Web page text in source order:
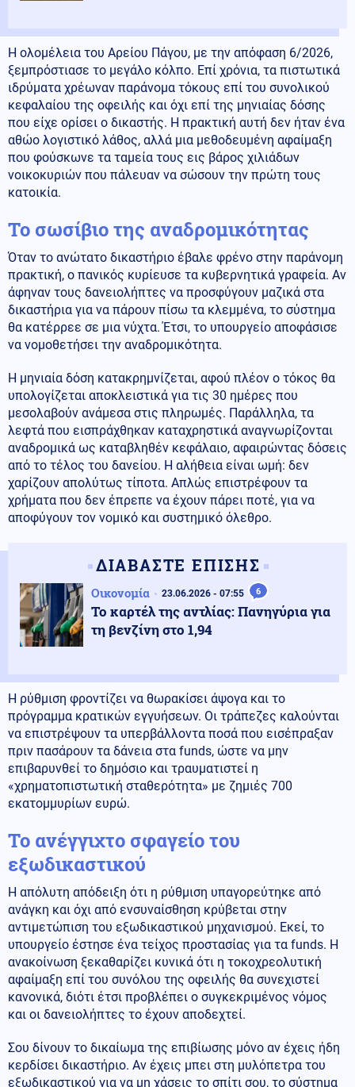
Η ολομέλεια του Αρείου Πάγου, με την απόφαση 6/2026,
ξεμπρόστιασε το μεγάλο κόλπο. Επί χρόνια, τα πιστωτικά
ιδρύματα χρέωναν παράνομα τόκους επί του συνολικού
κεφαλαίου της οφειλής και όχι επί της μηνιαίας δόσης
που είχε ορίσει ο δικαστής. Η πρακτική αυτή δεν ήταν ένα
αθώο λογιστικό λάθος, αλλά μια μεθοδευμένη αφαίμαξη
που φούσκωνε τα ταμεία τους εις βάρος χιλιάδων
νοικοκυριών που πάλευαν να σώσουν την πρώτη τους
κατοικία.
Το σωσίβιο της αναδρομικότητας
Όταν το ανώτατο δικαστήριο έβαλε φρένο στην παράνομη
πρακτική, ο πανικός κυρίευσε τα κυβερνητικά γραφεία. Αν
άφηναν τους δανειολήπτες να προσφύγουν μαζικά στα
δικαστήρια για να πάρουν πίσω τα κλεμμένα, το σύστημα
θα κατέρρεε σε μια νύχτα. Έτσι, το υπουργείο αποφάσισε
να νομοθετήσει την αναδρομικότητα.
Η μηνιαία δόση κατακρημνίζεται, αφού πλέον ο τόκος θα
υπολογίζεται αποκλειστικά για τις 30 ημέρες που
μεσολαβούν ανάμεσα στις πληρωμές. Παράλληλα, τα
λεφτά που εισπράχθηκαν καταχρηστικά αναγνωρίζονται
αναδρομικά ως καταβληθέν κεφάλαιο, αφαιρώντας δόσεις
από το τέλος του δανείου. Η αλήθεια είναι ωμή: δεν
χαρίζουν απολύτως τίποτα. Απλώς επιστρέφουν τα
χρήματα που δεν έπρεπε να έχουν πάρει ποτέ, για να
αποφύγουν τον νομικό και συστημικό όλεθρο.
ΔΙΑΒΑΣΤΕ ΕΠΙΣΗΣ
Οικονομία 23.06.2026 - 07:55 6
Το καρτέλ της αντλίας: Πανηγύρια για
τη βενζίνη στο 1,94
Η ρύθμιση φροντίζει να θωρακίσει άψογα και το
πρόγραμμα κρατικών εγγυήσεων. Οι τράπεζες καλούνται
να επιστρέψουν τα υπερβάλλοντα ποσά που εισέπραξαν
πριν πασάρουν τα δάνεια στα funds, ώστε να μην
επιβαρυνθεί το δημόσιο και τραυματιστεί η
«χρηματοπιστωτική σταθερότητα» με ζημιές 700
εκατομμυρίων ευρώ.
Το ανέγγιχτο σφαγείο του
εξωδικαστικού
Η απόλυτη απόδειξη ότι η ρύθμιση υπαγορεύτηκε από
ανάγκη και όχι από ενσυναίσθηση κρύβεται στην
αντιμετώπιση του εξωδικαστικού μηχανισμού. Εκεί, το
υπουργείο έστησε ένα τείχος προστασίας για τα funds. Η
ανακοίνωση ξεκαθαρίζει κυνικά ότι η τοκοχρεολυτική
αφαίμαξη επί του συνόλου της οφειλής θα συνεχιστεί
κανονικά, διότι έτσι προβλέπει ο συγκεκριμένος νόμος
και οι δανειολήπτες το έχουν αποδεχτεί.
Σου δίνουν το δικαίωμα της επιβίωσης μόνο αν έχεις ήδη
κερδίσει δικαστήριο. Αν έχεις μπει στη μυλόπετρα του
εξωδικαστικού για να μη χάσεις το σπίτι σου, το σύστημα